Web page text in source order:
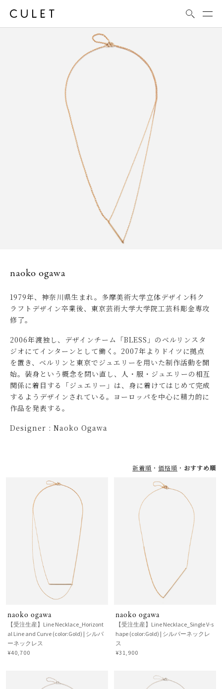
naoko ogawa
1979年、神奈川県生まれ。多摩美術大学立体デザイン科ク
ラフトデザイン卒業後、東京芸術大学大学院工芸科彫金専攻
修了。
2006年渡独し、デザインチーム「BLESS」のベルリンスタ
ジオにてインターンとして働く。2007年よりドイツに拠点
を置き、ベルリンと東京でジュエリーを用いた制作活動を開
始。装身という概念を問い直し、人・服・ジュエリーの相互
関係に着目する「ジュエリー」は、身に着けてはじめて完成
するようデザインされている。ヨーロッパを中心に精力的に
作品を発表する。
Designer : Naoko Ogawa
新着順 価格順 おすすめ順
naoko ogawa
【受注生産】Line Necklace_Horizont
al Line and Curve (color:Gold) | シルバ
ーネックレス
¥40,700
naoko ogawa
【受注生産】Line Necklace_Single V-s
hape (color:Gold) | シルバーネックレ
ス
¥31,900